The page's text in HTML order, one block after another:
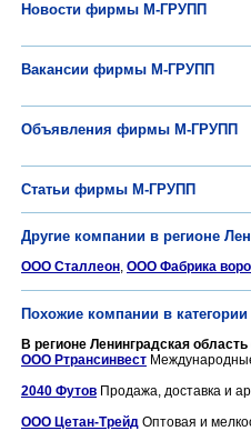
Новости фирмы М-ГРУПП
Вакансии фирмы М-ГРУПП
Объявления фирмы М-ГРУПП
Статьи фирмы М-ГРУПП
Другие компании в регионе
ООО Сталлеон, ООО Фабрика
Похожие компании в
В регионе Ленинградская
ООО Ртрансинвест
2040 Футов Продажа, доставка и
OOO Цетан-Трейд Оптовая и